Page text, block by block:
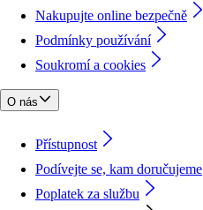
Nakupujte online bezpečně
Podmínky používání
Soukromí a cookies
O nás
Přístupnost
Podívejte se, kam doručujeme
Poplatek za službu